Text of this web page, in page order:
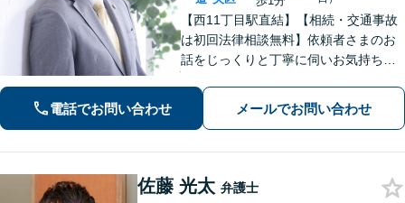
【西11丁目駅直結】【相続・交通事故
は初回法律相談無料】依頼者さまのお
話をじっくりと丁寧に伺いお気持ちに
えていきます。弁護士に相談するだけ
でも解決の道筋が見えて気持ちが楽に
電話でお問い合わせ メールでお問い合わせ
佐藤 光太 弁護士